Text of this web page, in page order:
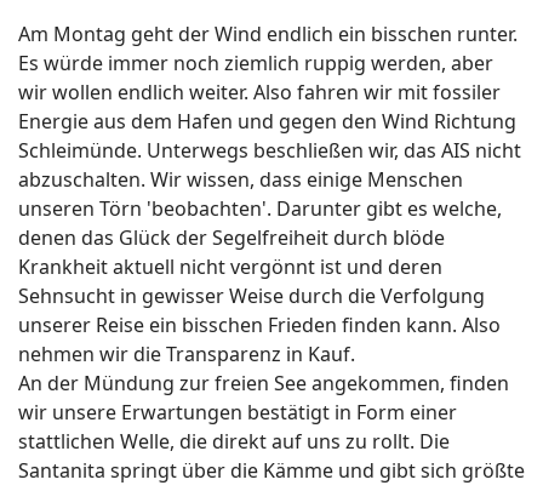
Am Montag geht der Wind endlich ein bisschen runter.
Es würde immer noch ziemlich ruppig werden, aber
wir wollen endlich weiter. Also fahren wir mit fossiler
Energie aus dem Hafen und gegen den Wind Richtung
Schleimünde. Unterwegs beschließen wir, das AIS nicht
abzuschalten. Wir wissen, dass einige Menschen
unseren Törn 'beobachten'. Darunter gibt es welche,
denen das Glück der Segelfreiheit durch blöde
Krankheit aktuell nicht vergönnt ist und deren
Sehnsucht in gewisser Weise durch die Verfolgung
unserer Reise ein bisschen Frieden finden kann. Also
nehmen wir die Transparenz in Kauf.
An der Mündung zur freien See angekommen, finden
wir unsere Erwartungen bestätigt in Form einer
stattlichen Welle, die direkt auf uns zu rollt. Die
Santanita springt über die Kämme und gibt sich größte